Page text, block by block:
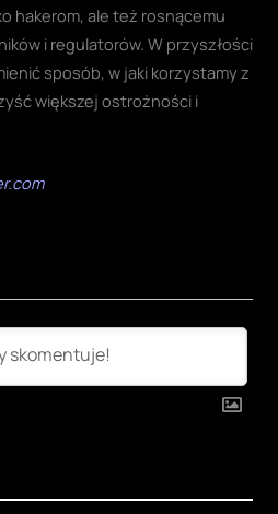
hakerom, ale też rosnącemu
i regulatorów. W przyszłości
sposób, w jaki korzystamy z
większej ostrożności i